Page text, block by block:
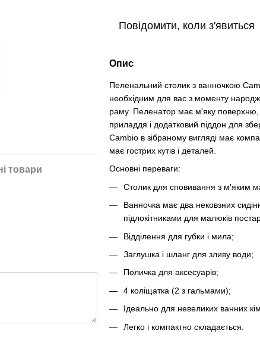
товари
Повідомити, коли з'явиться
Опис
Пеленальний столик з ванночкою
необхідним для вас з моменту
раму. Пеленатор має м'яку поверхню,
приладдя і додатковий піддон для
Cambio в зібраному вигляді має
має гострих кутів і деталей.
Основні переваги:
Столик для сповивання з м'яким
Ванночка має два нековзних
підлокітниками для малюків
Відділення для губки і мила;
Заглушка і шланг для зливу води;
Поличка для аксесуарів;
4 коліщатка (2 з гальмами);
Ідеально для невеликих ванних
Легко і компактно складається.